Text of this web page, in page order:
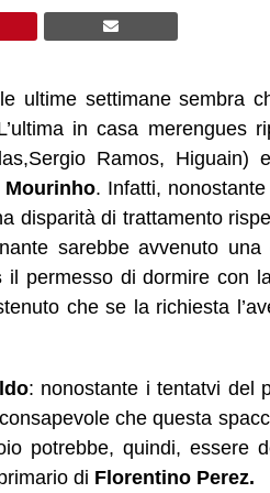
ultime settimane sembra
in casa merengues
Ramos, Higuain)
Mourinho. Infatti,
disparità di trattamento
sarebbe avvenuto una
il permesso di dormire con
che se la richiesta
: nonostante i tentatvi del
che questa
potrebbe, quindi, essere
di Florentino Perez.